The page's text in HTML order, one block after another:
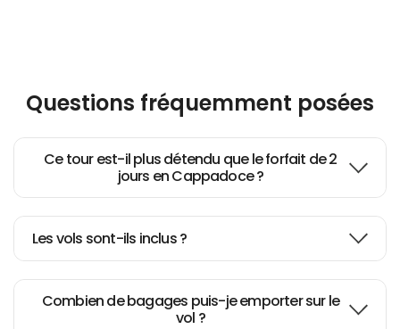
Hot air Balloon in Cappadocia
Wonderful tour - would do it
Outstanding company
Questions fréquemment posées
Ce tour est-il plus détendu que le forfait de 2
jours en Cappadoce ?
Les vols sont-ils inclus ?
Combien de bagages puis-je emporter sur le
vol ?